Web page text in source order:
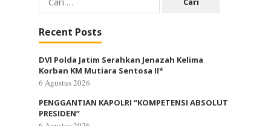
untuk:
Recent Posts
DVI Polda Jatim Serahkan Jenazah Kelima
Korban KM Mutiara Sentosa II*
6 Agustus 2026
PENGGANTIAN KAPOLRI “KOMPETENSI ABSOLUT
PRESIDEN”